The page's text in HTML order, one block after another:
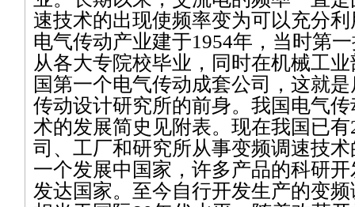
速技术的出现使频率变为可以充分
电气传动产业建于1954年，当时第
从各大专院校毕业，同时在机械工
国第一个电气传动成套公司，这就
传动设计研究所的前身。我国电气
术的发展简史见附表。现在我国已有
司、工厂和研究所从事变频调速技
一个发展中国家，许多产品的科研
发达国家。至今自行开发生产的变